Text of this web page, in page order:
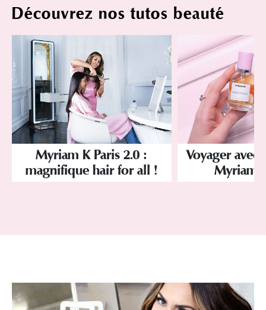
Découvrez nos tutos beauté
Myriam K Paris 2.0 :
magnifique hair for all !
Voyager avec
Myriam